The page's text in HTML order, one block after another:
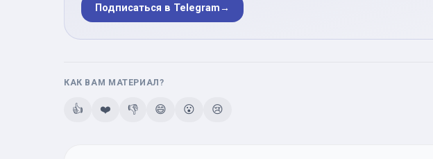
Подписаться в Telegram→
КАК ВАМ МАТЕРИАЛ?
👍 ❤️ 👎 😄 😮 😢